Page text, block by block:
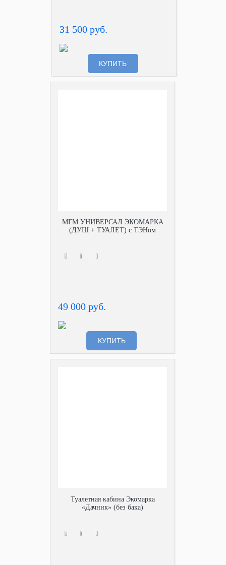
31 500 руб.
КУПИТЬ
МГМ УНИВЕРСАЛ ЭКОМАРКА
(ДУШ + ТУАЛЕТ) с ТЭНом
49 000 руб.
КУПИТЬ
Туалетная кабина Экомарка
«Дачник» (без бака)